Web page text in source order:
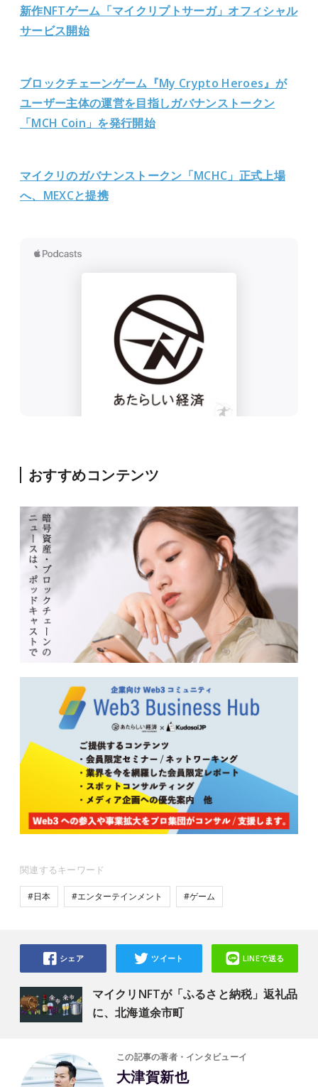
新作NFTゲーム「マイクリプトサーガ」オフィシャル
サービス開始
ブロックチェーンゲーム『My Crypto Heroes』が
ユーザー主体の運営を目指しガバナンストークン
「MCH Coin」を発行開始
マイクリのガバナンストークン「MCHC」 正式上場
へ、MEXCと提携
おすすめコンテンツ
関連するキーワード
#日本 #エンターテインメント #ゲーム
マイクリNFTが「ふるさと納税」返礼品
に、北海道余市町
シェア ツイート LINEで送る
この記事の著者・インタビューイ
大津賀新也